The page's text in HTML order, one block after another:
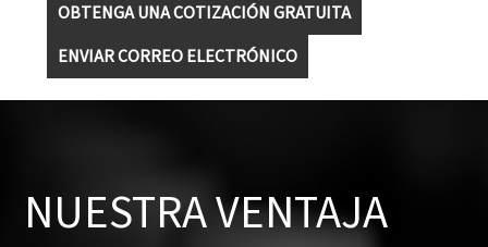
OBTENGA UNA COTIZACIÓN GRATUITA
ENVIAR CORREO ELECTRÓNICO
NUESTRA VENTAJA